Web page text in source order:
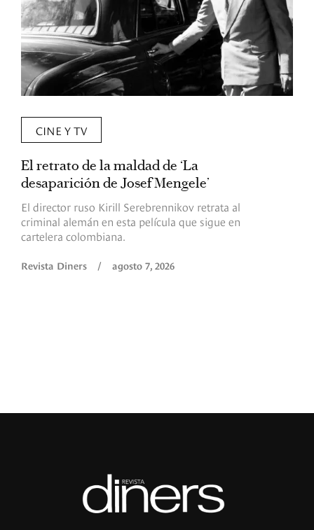
CINE Y TV
El retrato de la maldad de ‘La
desaparición de Josef Mengele’
El director ruso Kirill Serebrennikov retrata al
criminal alemán en esta película que sigue en
cartelera colombiana.
Revista Diners / agosto 7, 2026